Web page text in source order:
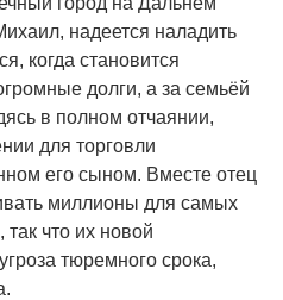
надеется наладить
когда становится
долги, а за семьёй
в полном отчаянии,
для торговли
его сыном. Вместе отец
миллионы для самых
что их новой
тюремного срока,